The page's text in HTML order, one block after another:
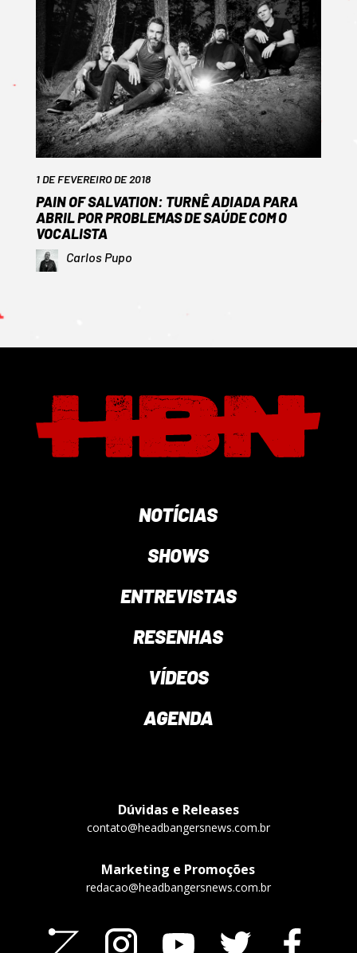
1 DE FEVEREIRO DE 2018
PAIN OF SALVATION: TURNÊ ADIADA PARA
ABRIL POR PROBLEMAS DE SAÚDE COM O
VOCALISTA
Carlos Pupo
NOTÍCIAS
SHOWS
ENTREVISTAS
RESENHAS
VÍDEOS
AGENDA
Dúvidas e Releases
contato@headbangersnews.com.br
Marketing e Promoções
redacao@headbangersnews.com.br